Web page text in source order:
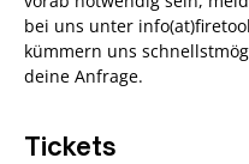
bei uns unter
kümmern uns
deine Anfrage.
Tickets